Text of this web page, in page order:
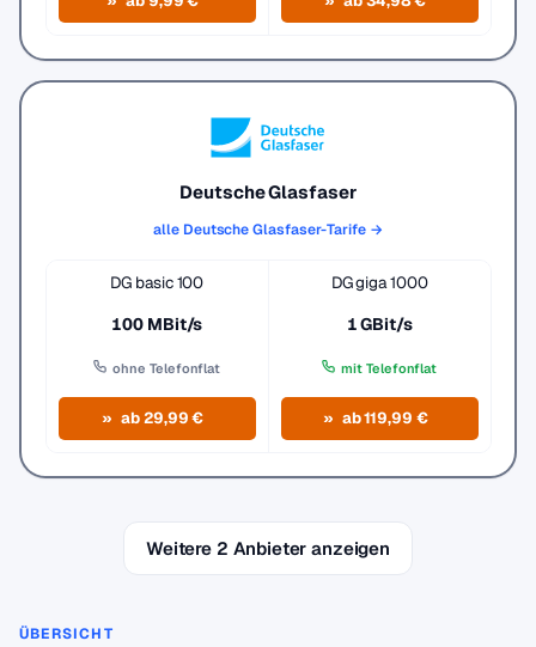
Deutsche Glasfaser
alle Deutsche Glasfaser-Tarife →
DG basic 100
100 MBit/s
ohne Telefonflat
ab 29,99 €
DG giga 1000
1 GBit/s
mit Telefonflat
ab 119,99 €
Weitere 2 Anbieter anzeigen
ÜBERSICHT